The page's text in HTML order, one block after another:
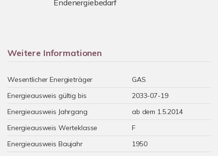
Endenergiebedarf
Weitere Informationen
Wesentlicher Energieträger
GAS
Energieausweis gültig bis
2033-07-19
Energieausweis Jahrgang
ab dem 1.5.2014
Energieausweis Werteklasse
F
Energieausweis Baujahr
1950